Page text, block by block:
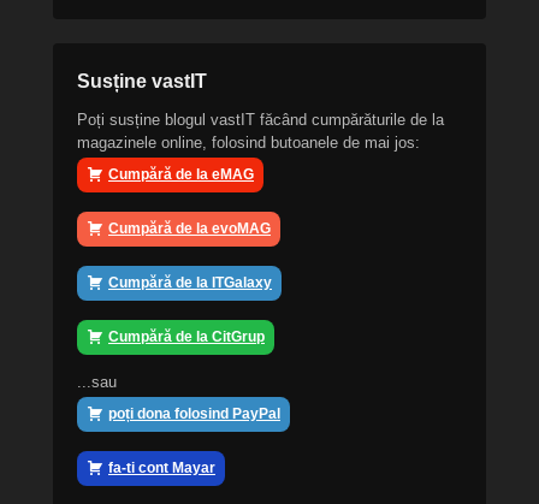
Susține vastIT
Poți susține blogul vastIT făcând cumpărăturile de la
magazinele online, folosind butoanele de mai jos:
Cumpără de la eMAG
Cumpără de la evoMAG
Cumpără de la ITGalaxy
Cumpără de la CitGrup
...sau
poți dona folosind PayPal
fa-ti cont Mayar